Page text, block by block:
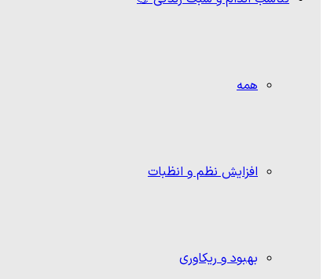
همه
افزایش نظم و انظبات
بهبود و ریکاوری